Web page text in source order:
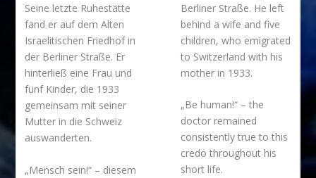
Seine letzte Ruhestätte
fand er auf dem Alten
Israelitischen Friedhof in
der Berliner Straße. Er
hinterließ eine Frau und
fünf Kinder, die 1933
gemeinsam mit seiner
Mutter in die Schweiz
auswanderten.
„Mensch sein!“ – diesem
Berliner Straße. He left
behind a wife and five
children, who emigrated
to Switzerland with his
mother in 1933.
„Be human!“ – the
doctor remained
consistently true to this
credo throughout his
short life.